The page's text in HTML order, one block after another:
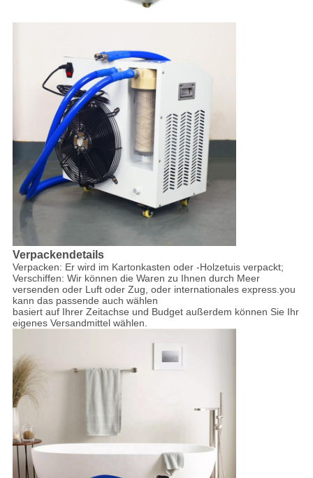
Verpackendetails
Verpacken: Er wird im Kartonkasten oder -Holzetuis verpackt;
Verschiffen: Wir können die Waren zu Ihnen durch Meer
versenden oder Luft oder Zug, oder internationales express.you
kann das passende auch wählen
basiert auf Ihrer Zeitachse und Budget außerdem können Sie Ihr
eigenes Versandmittel wählen.